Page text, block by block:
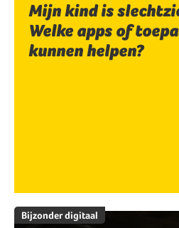
Mijn kind is
Welke apps of
kunnen helpen?
Bijzonder digitaal